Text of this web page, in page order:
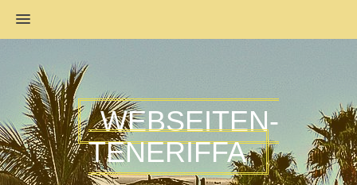
MENU
WEBSEITEN-
TENERIFFA